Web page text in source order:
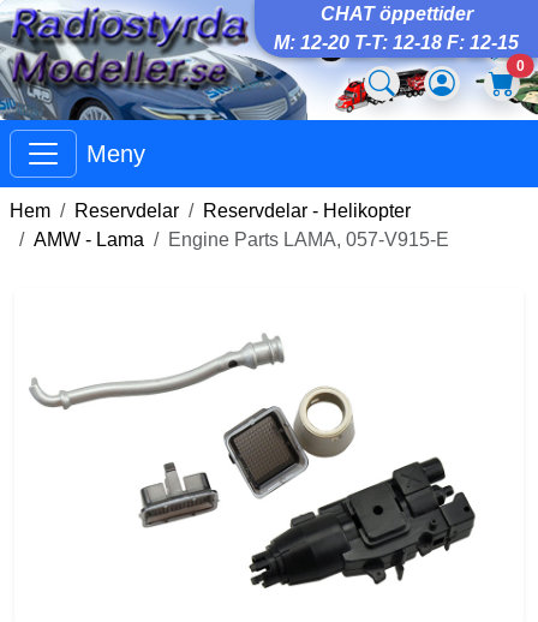
CHAT öppettider
M: 12-20 T-T: 12-18 F: 12-15
0
Meny
Hem Reservdelar
Reservdelar - Helikopter
AMW - Lama
Engine Parts LAMA, 057-V915-E